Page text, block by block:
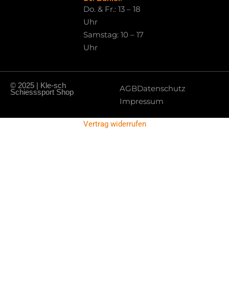
Do. & Fr.: 13 – 18
Uhr
Samstag: 10 – 17
Uhr
© 2025 | Kle-sch
Schiesssport Shop AGBDatenschutz
Impressum
Vertrag widerrufen